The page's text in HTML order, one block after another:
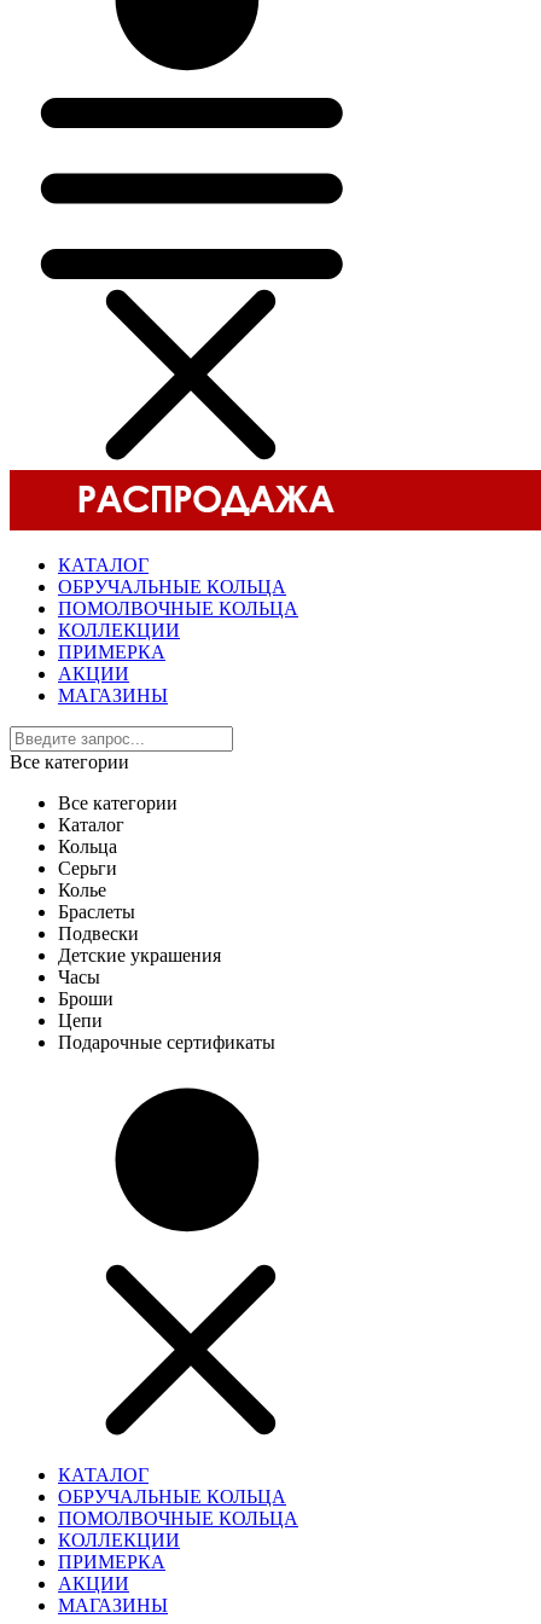
КАТАЛОГ
ОБРУЧАЛЬНЫЕ КОЛЬЦА
ПОМОЛВОЧНЫЕ КОЛЬЦА
КОЛЛЕКЦИИ
ПРИМЕРКА
АКЦИИ
МАГАЗИНЫ
Все категории
Все категории
Каталог
Кольца
Серьги
Колье
Браслеты
Подвески
Детские украшения
Часы
Броши
Цепи
Подарочные сертификаты
КАТАЛОГ
ОБРУЧАЛЬНЫЕ КОЛЬЦА
ПОМОЛВОЧНЫЕ КОЛЬЦА
КОЛЛЕКЦИИ
ПРИМЕРКА
АКЦИИ
МАГАЗИНЫ